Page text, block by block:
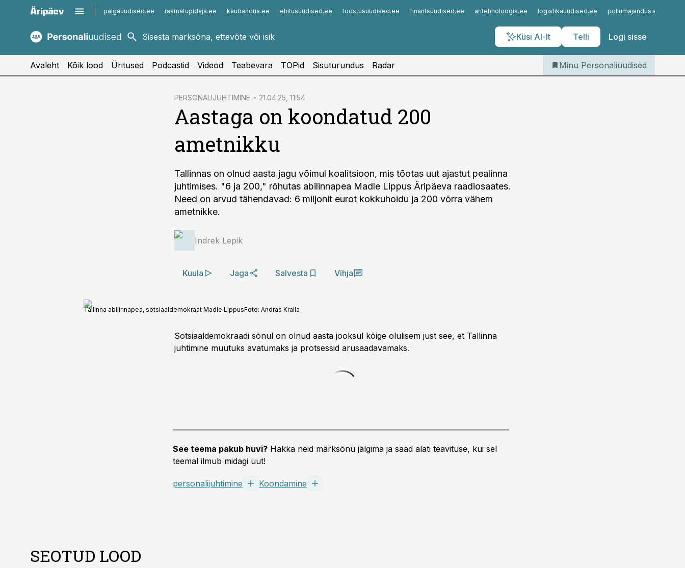
palgauudised.ee raamatupidaja.ee kaubandus.ee ehitusuudised.ee toostusuudised.ee finantsuudised.ee aritehnoloogia.ee logistikauudised.ee pollumajandus.ee
Küsi AI-lt Telli Logi sisse
kaubandus.ee
kinnisvarauudised.ee
imelineajalugu.ee
Infopank
Iseteenindus
Telli Personaliuudised
Avaleht Kõik lood Üritused Podcastid Videod Teabevara TOPid Sisuturundus Radar Minu Personaliuudised
PERSONALIJUHTIMINE 21.04.25, 11:54
Aastaga on koondatud 200
ametnikku
Tallinnas on olnud aasta jagu võimul koalitsioon, mis tõotas uut ajastut pealinna
juhtimises. "6 ja 200," rõhutas abilinnapea Madle Lippus Äripäeva raadiosaates.
Need on arvud tähendavad: 6 miljonit eurot kokkuhoidu ja 200 võrra vähem
ametnikke.
Indrek Lepik
Kuula Jaga Salvesta Vihja
Tallinna abilinnapea, sotsiaaldemokraat Madle LippusFoto: Andras Kralla
Sotsiaaldemokraadi sõnul on olnud aasta jooksul kõige olulisem just see, et Tallinna
juhtimine muutuks avatumaks ja protsessid arusaadavamaks.
See teema pakub huvi? Hakka neid märksõnu jälgima ja saad alati teavituse, kui sel
teemal ilmub midagi uut!
personalijuhtimine Koondamine
SEOTUD LOOD